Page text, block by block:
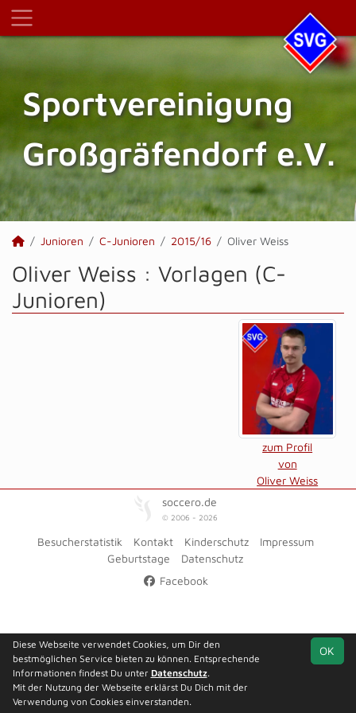
Sportvereinigung
Großgräfendorf e.V.
Junioren C-Junioren 2015/16 Oliver Weiss
Oliver Weiss : Vorlagen (C-
Junioren)
zum Profil
von
Oliver Weiss
soccero.de
© 2006 - 2026
Besucherstatistik Kontakt Kinderschutz
Impressum
Geburtstage
Datenschutz
Facebook
OK
Diese Webseite verwendet Cookies, um Dir den
bestmöglichen Service bieten zu können. Entsprechende
Informationen findest Du unter Datenschutz.
Mit der Nutzung der Webseite erklärst Du Dich mit der
Verwendung von Cookies einverstanden.